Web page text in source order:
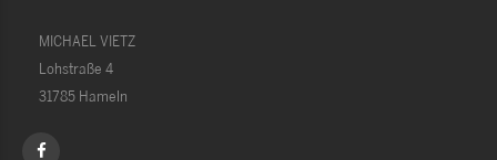
MICHAEL VIETZ
Lohstraße 4
31785 Hameln